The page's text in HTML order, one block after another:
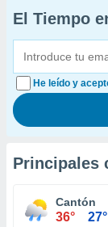
El Tiempo
He leído y
Principales
Cantón
36° 27°